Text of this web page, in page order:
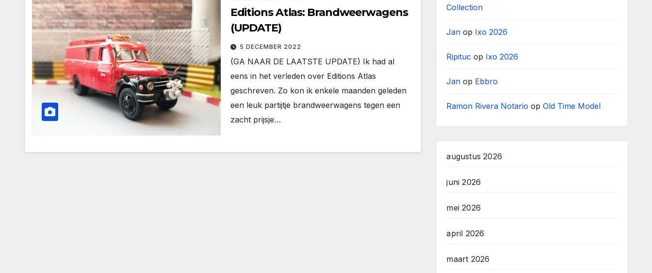
Editions Atlas: Brandweerwagens
(UPDATE)
5 DECEMBER 2022
(GA NAAR DE LAATSTE UPDATE) Ik had al
eens in het verleden over Editions Atlas
geschreven. Zo kon ik enkele maanden geleden
een leuk partijtje brandweerwagens tegen een
zacht prijsje…
Collection
Jan op Ixo 2026
Ripituc op Ixo 2026
Jan op Ebbro
Ramon Rivera Notario opOld Time Model
augustus 2026
juni 2026
mei 2026
april 2026
maart 2026